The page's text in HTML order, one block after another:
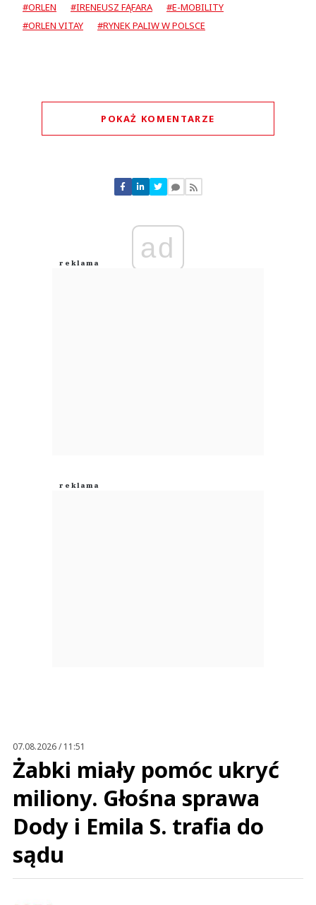
#ORLEN #IRENEUSZ FĄFARA
#E-MOBILITY
#ORLEN VITAY
#RYNEK PALIW W POLSCE
POKAŻ KOMENTARZE
Nie znaleziono komentarzy
Zostaw swoje komentarze
Anuluj
ad
07.08.2026 / 11:51
Żabki miały pomóc ukryć
miliony. Głośna sprawa
Dody i Emila S. trafia do
sądu